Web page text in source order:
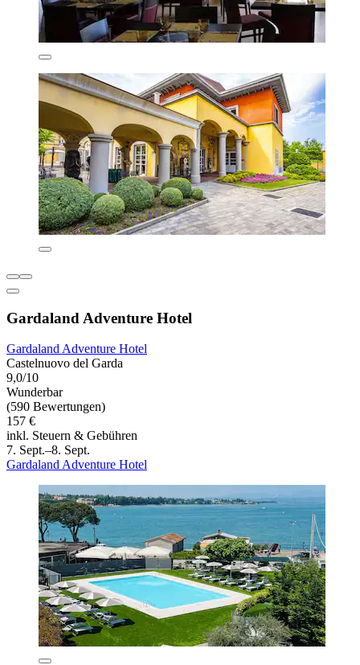
Gardaland Adventure Hotel
Gardaland Adventure Hotel
Castelnuovo del Garda
9,0/10
Wunderbar
(590 Bewertungen)
157 €
inkl. Steuern & Gebühren
7. Sept.–8. Sept.
Gardaland Adventure Hotel